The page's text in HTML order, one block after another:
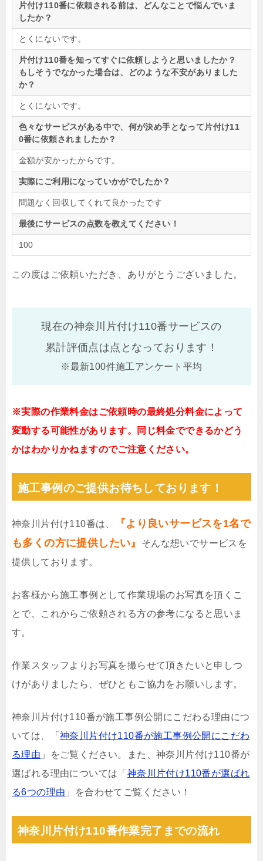
片付け110番に依頼される前は、どんなことで悩んでいま
したか？
とくにないです。
片付け110番を知ってすぐに依頼しようと思いましたか？
もしそうでなかった場合は、どのような不安がありました
か？
とくにないです。
色々なサービスがある中で、何が決め手となって片付け11
0番に依頼されましたか？
金額が安かったからです。
実際にご利用になっていかがでしたか？
問題なく回収してくれて良かったです
最後にサービスの点数を教えてください！
100
この度はご依頼いただき、ありがとうございました。
現在の神奈川片付け110番サービスの
累計評価点は点となっております！
※最新100件施工アンケート平均
※実際の作業料金はご依頼時の最終処分料金によって
変動する可能性があります。同じ料金でできるかどう
かはわかりかねますのでご注意ください。
施工事例のご提供お待ちしております！
神奈川片付け110番は、
『より良いサービスを1名で
も多くの方に提供したい』
そんな想いでサービスを
提供しております。
お客様から施工事例として作業現場のお写真を頂くこ
とで、これからご依頼される方の参考になると思いま
す。
作業スタッフよりお写真を撮らせて頂きたいと申しつ
けがありましたら、ぜひともご協力をお願いします。
神奈川片付け110番が施工事例公開にこだわる理由につ
いては、「 神奈川片付け110番が施工事例公開にこだわ
る理由 」をご覧ください。また、神奈川片付け110番が
選ばれる理由については「 神奈川片付け110番が選ばれ
る6つの理由 」を合わせてご覧ください！
神奈川片付け110番作業完了までの流れ